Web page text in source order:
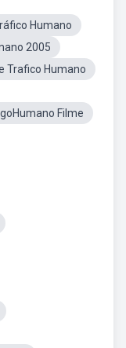
Humano
2005
Trafico Humano
Filme